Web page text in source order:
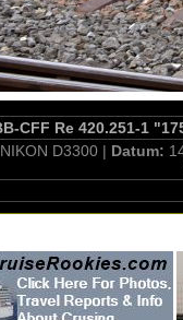
CFF Re 420.251-1
NIKON D3300 | Datum: